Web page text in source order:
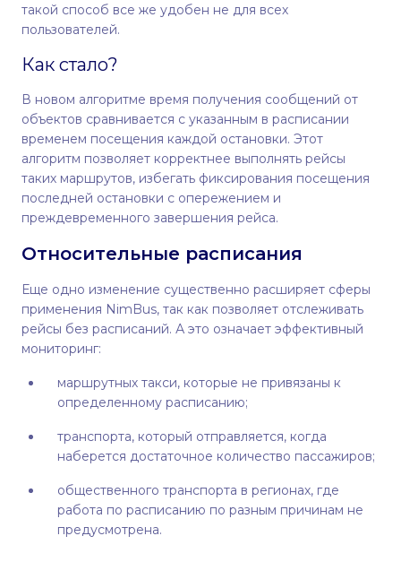
такой способ все же удобен не для всех
пользователей.
Как стало?
В новом алгоритме время получения сообщений от
объектов сравнивается с указанным в расписании
временем посещения каждой остановки. Этот
алгоритм позволяет корректнее выполнять рейсы
таких маршрутов, избегать фиксирования посещения
последней остановки с опережением и
преждевременного завершения рейса.
Относительные расписания
Еще одно изменение существенно расширяет сферы
применения NimBus, так как позволяет отслеживать
рейсы без расписаний. А это означает эффективный
мониторинг:
маршрутных такси, которые не привязаны к
определенному расписанию;
транспорта, который отправляется, когда
наберется достаточное количество пассажиров;
общественного транспорта в регионах, где
работа по расписанию по разным причинам не
предусмотрена.